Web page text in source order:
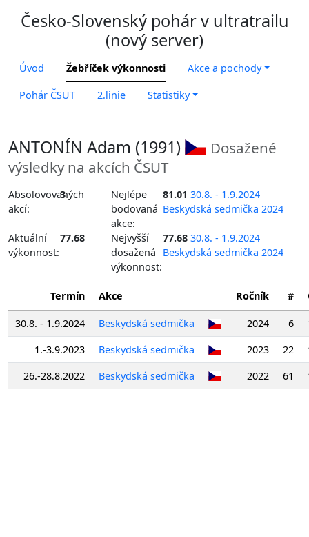
Česko-Slovenský pohár v ultratrailu
(nový server)
Úvod Žebříček výkonnosti Akce a pochody
Pohár ČSUT 2.linie Statistiky
ANTONÍN Adam (1991)
Dosažené
výsledky na akcích ČSUT
Absolovovaných
akcí:
3
Nejlépe
bodovaná
akce:
81.01 30.8. - 1.9.2024
Beskydská sedmička 2024
Aktuální
výkonnost:
77.68
Nejvyšší
dosažená
výkonnost:
77.68 30.8. - 1.9.2024
Beskydská sedmička 2024
Termín Akce Ročník #
30.8. - 1.9.2024 Beskydská sedmička 2024 6
1.-3.9.2023
Beskydská sedmička 2023 22
26.-28.8.2022
Beskydská sedmička 2022 61